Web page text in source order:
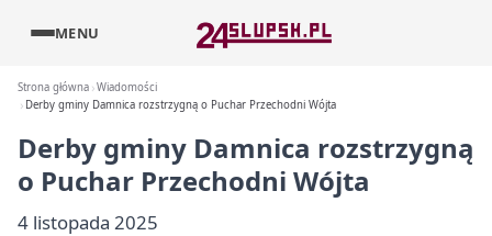
MENU
Strona główna Wiadomości
Derby gminy Damnica rozstrzygną o Puchar Przechodni Wójta
Derby gminy Damnica rozstrzygną
o Puchar Przechodni Wójta
4 listopada 2025